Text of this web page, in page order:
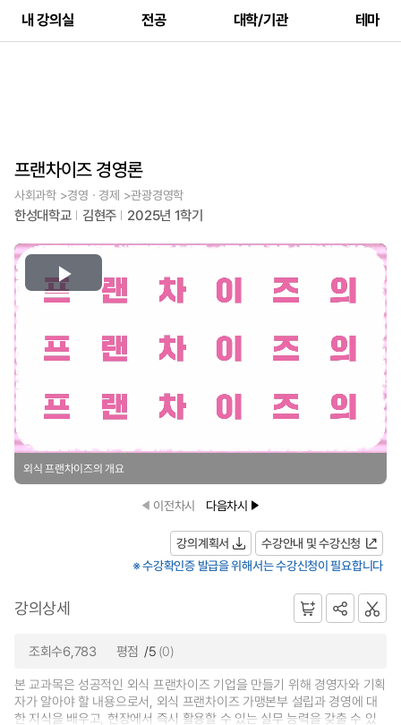
내 강의실 전공 대학/기관 테마
프랜차이즈 경영론
사회과학 >경영ㆍ경제 >관광경영학
한성대학교 김현주 2025년 1학기
Play
Video
외식 프랜차이즈의 개요
이전차시 다음차시
강의계획서
수강안내 및 수강신청
※ 수강확인증 발급을 위해서는 수강신청이 필요합니다
강의상세
조회수6,783 평점 /5 (0)
본 교과목은 성공적인 외식 프랜차이즈 기업을 만들기 위해 경영자와 기획
자가 알아야 할 내용으로서, 외식 프랜차이즈 가맹본부 설립과 경영에 대
한 지식을 배우고, 현장에서 즉시 활용할 수 있는 실무 능력을 갖출 수 있